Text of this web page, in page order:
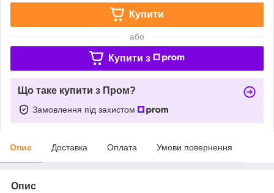
Купити
або
Купити з
Що таке купити з Пром?
Замовлення під захистом
Опис Доставка Оплата Умови повернення
Опис